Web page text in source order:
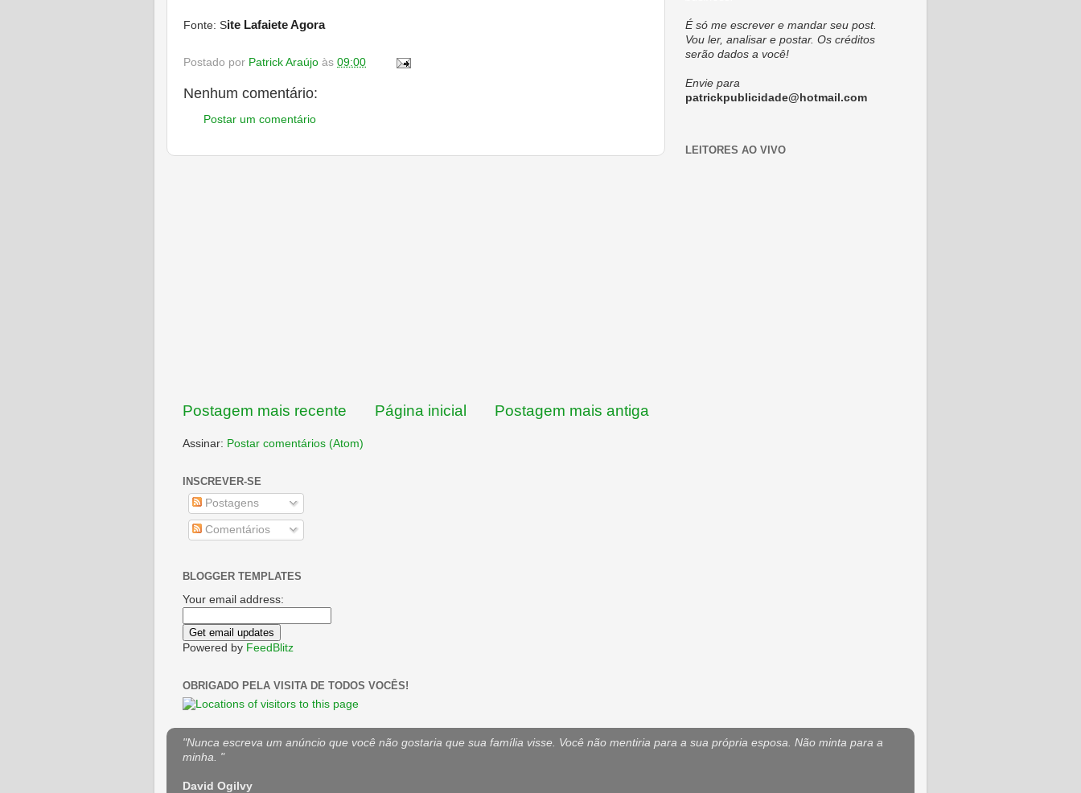
Fonte: Site Lafaiete Agora
Postado por Patrick Araújo às 09:00
Nenhum comentário:
Postar um comentário
Postagem mais recente Postagem mais antiga
Página inicial
Assinar: Postar comentários (Atom)
INSCREVER-SE
Postagens
Comentários
BLOGGER TEMPLATES
Your email address:
Powered by FeedBlitz
OBRIGADO PELA VISITA DE TODOS VOCÊS!
É só me escrever e mandar seu post.
Vou ler, analisar e postar. Os créditos
serão dados a você!
Envie para
patrickpublicidade@hotmail.com
LEITORES AO VIVO
"Nunca escreva um anúncio que você não gostaria que sua família visse. Você não mentiria para a sua própria esposa. Não minta para a
minha. "
David Ogilvy